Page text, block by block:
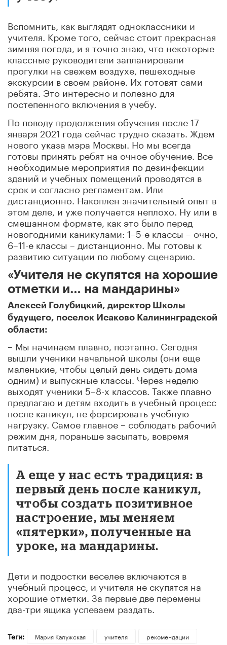
Вспомнить, как выглядят одноклассники и
учителя. Кроме того, сейчас стоит прекрасная
зимняя погода, и я точно знаю, что некоторые
классные руководители запланировали
прогулки на свежем воздухе, пешеходные
экскурсии в своем районе. Их готовят сами
ребята. Это интересно и полезно для
постепенного включения в учебу.
По поводу продолжения обучения после 17
января 2021 года сейчас трудно сказать. Ждем
нового указа мэра Москвы. Но мы всегда
готовы принять ребят на очное обучение. Все
необходимые мероприятия по дезинфекции
зданий и учебных помещений проводятся в
срок и согласно регламентам. Или
дистанционно. Накоплен значительный опыт в
этом деле, и уже получается неплохо. Ну или в
смешанном формате, как это было перед
новогодними каникулами: 1–5-е классы – очно,
6–11-е классы – дистанционно. Мы готовы к
развитию ситуации по любому сценарию.
«Учителя не скупятся на хорошие
отметки и… на мандарины»
Алексей Голубицкий, директор Школы
будущего, поселок Исаково Калининградской
области:
– Мы начинаем плавно, поэтапно. Сегодня
вышли ученики начальной школы (они еще
маленькие, чтобы целый день сидеть дома
одним) и выпускные классы. Через неделю
выходят ученики 5–8-х классов. Также плавно
предлагаю и детям входить в учебный процесс
после каникул, не форсировать учебную
нагрузку. Самое главное – соблюдать рабочий
режим дня, пораньше засыпать, вовремя
питаться.
А еще у нас есть традиция: в
первый день после каникул,
чтобы создать позитивное
настроение, мы меняем
«пятерки», полученные на
уроке, на мандарины.
Дети и подростки веселее включаются в
учебный процесс, и учителя не скупятся на
хорошие отметки. За первые две перемены
два-три ящика успеваем раздать.
Теги: Мария Калужская учителя
рекомендации